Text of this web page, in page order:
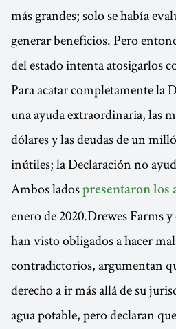
más grandes; solo se había
generar beneficios. Pero
del estado intenta atosigarlos
Para acatar completamente la
una ayuda extraordinaria, las
dólares y las deudas de un
inútiles; la Declaración no
Ambos lados presentaron los
enero de 2020.Drewes Farms
han visto obligados a hacer
contradictorios, argumentan
derecho a ir más allá de su
agua potable, pero declaran